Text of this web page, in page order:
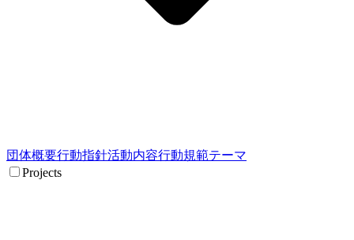
団体概要行動指針活動内容行動規範テーマ
Projects